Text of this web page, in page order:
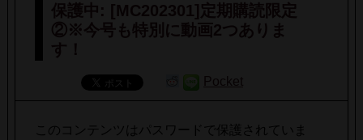
保護中: [MC202301]定期購読限定
②※今号も特別に動画2つありま
す！
Pocket
このコンテンツはパスワードで保護されていま